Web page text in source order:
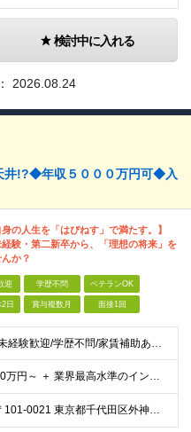
検討中に入れる
2026.08.24
井!?◆年収５０００万円可◆入
身の人生を「はぴねす」で満たす。】
験・第二新卒から、「理想の将来」を
か？
迎 学歴不問 ベテランOK
日 賞与複数月 面接1回
＼面接1回／【未経験歓迎/学歴不問/家賃補助あり】 社会人デビューや、ここからのキャリアアップを実現したい方 人柄を重視した採用を行っています。 書類選考は厳格ではなく、面接は基本1回！ スピーディ
【月給】 月給30万円～ ＋ 業界最高水準のインセンティブ ＋ 各種手当 「稼がせたい」という会社の想いから、還元率は粗利の10～28％に設定。 頑張りがそのまま月収に直結する、嘘のない給与体系です
【東京本社】 〒101-0021 東京都千代田区外神田5-2-3 ┗最寄駅：御徒町駅／秋葉原駅 ┗受動喫煙対策：屋内禁煙 ■その他：神奈川県、埼玉県、千葉県や全国への出張もあり ※転居を伴う転勤は